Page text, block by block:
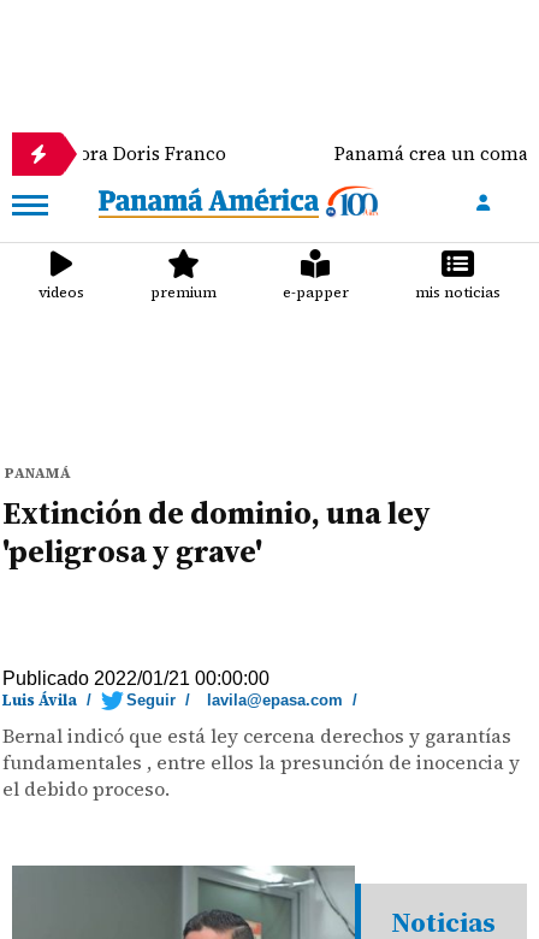
Franco Panamá crea un comando conjunto
videos premium e-papper mis noticias
PANAMÁ
Extinción de dominio, una ley
'peligrosa y grave'
Publicado 2022/01/21 00:00:00
Luis Ávila / Seguir / lavila@epasa.com /
Bernal indicó que está ley cercena derechos y garantías
fundamentales , entre ellos la presunción de inocencia y
el debido proceso.
Noticias